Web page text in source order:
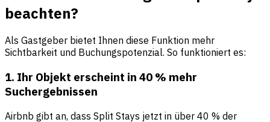
beachten?
Als Gastgeber bietet Ihnen diese Funktion mehr
Sichtbarkeit und Buchungspotenzial. So funktioniert es:
1. Ihr Objekt erscheint in 40 % mehr
Suchergebnissen
Airbnb gibt an, dass Split Stays jetzt in über 40 % der